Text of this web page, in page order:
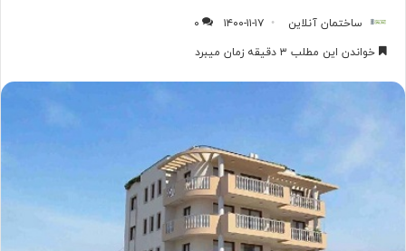
ساختمان آنلاین ۱۴۰۰-۱۱-۱۷
۰
خواندن این مطلب ۳ دقیقه زمان میبرد